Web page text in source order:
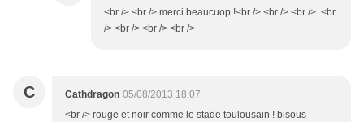
<br /> <br /> merci beaucuop !<br /> <br /> <br /> <br
/> <br /> <br /> <br />
C Cathdragon 05/08/2013 18:07
<br /> rouge et noir comme le stade toulousain ! bisous